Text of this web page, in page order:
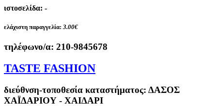
ιστοσελίδα: -
ελάχιστη παραγγελία: 3.00€
τηλέφωνο/α: 210-9845678
TASTE FASHION
διεύθνση-τοποθεσία καταστήματος: ΔΑΣΟΣ
ΧΑΪΔΑΡΙΟΥ - ΧΑΙΔΑΡΙ